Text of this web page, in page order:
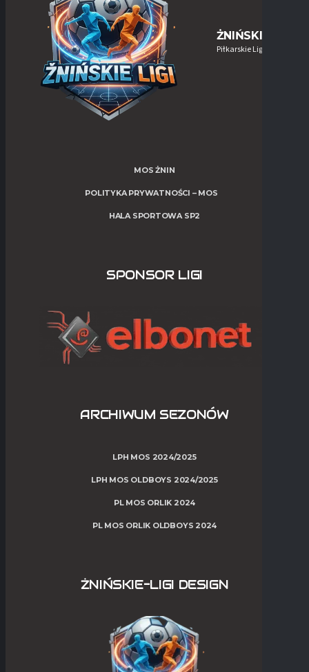
ŻNIŃSKIE-LIGI
Piłkarskie Ligi w Żninie
MOS ŻNIN
POLITYKA PRYWATNOŚCI – MOS
HALA SPORTOWA SP2
SPONSOR LIGI
ARCHIWUM SEZONÓW
LPH MOS 2024/2025
LPH MOS OLDBOYS 2024/2025
PL MOS ORLIK 2024
PL MOS ORLIK OLDBOYS 2024
ŻNIŃSKIE-LIGI DESIGN